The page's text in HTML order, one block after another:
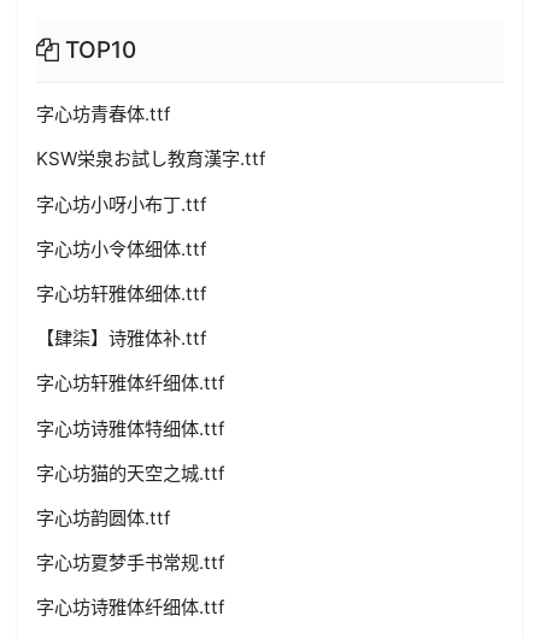
TOP10
字心坊青春体.ttf
KSW栄泉お試し教育漢字.ttf
字心坊小呀小布丁.ttf
字心坊小令体细体.ttf
字心坊轩雅体细体.ttf
【肆柒】诗雅体补.ttf
字心坊轩雅体纤细体.ttf
字心坊诗雅体特细体.ttf
字心坊猫的天空之城.ttf
字心坊韵圆体.ttf
字心坊夏梦手书常规.ttf
字心坊诗雅体纤细体.ttf